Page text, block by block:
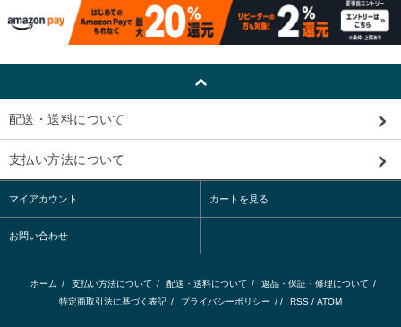
配送・送料について
支払い方法について
マイアカウント カートを見る
お問い合わせ
ホーム / 支払い方法について / 配送・送料について / 返品・保証・修理について /
特定商取引法に基づく表記 / プライバシーポリシー / / RSS / ATOM